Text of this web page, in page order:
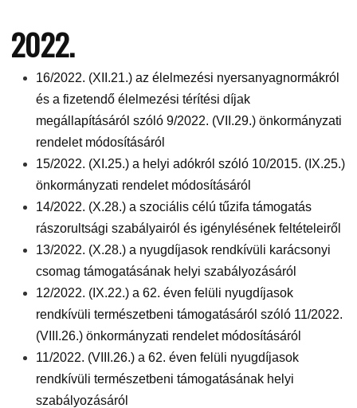
2022.
16/2022. (XII.21.) az élelmezési nyersanyagnormákról
és a fizetendő élelmezési térítési díjak
megállapításáról szóló 9/2022. (VII.29.) önkormányzati
rendelet módosításáról
15/2022. (XI.25.) a helyi adókról szóló 10/2015. (IX.25.)
önkormányzati rendelet módosításáról
14/2022. (X.28.) a szociális célú tűzifa támogatás
rászorultsági szabályairól és igénylésének feltételeiről
13/2022. (X.28.) a nyugdíjasok rendkívüli karácsonyi
csomag támogatásának helyi szabályozásáról
12/2022. (IX.22.) a 62. éven felüli nyugdíjasok
rendkívüli természetbeni támogatásáról szóló 11/2022.
(VIII.26.) önkormányzati rendelet módosításáról
11/2022. (VIII.26.) a 62. éven felüli nyugdíjasok
rendkívüli természetbeni támogatásának helyi
szabályozásáról